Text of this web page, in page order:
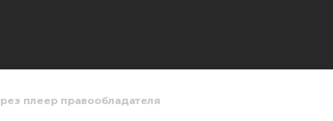
плеер правообладателя